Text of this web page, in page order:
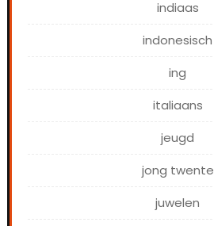
indiaas
indonesisch
ing
italiaans
jeugd
jong twente
juwelen